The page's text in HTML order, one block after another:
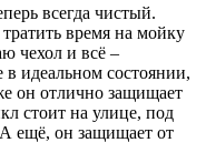
всегда чистый.
время на мойку
чехол и всё –
идеальном состоянии,
он отлично защищает
стоит на улице, под
ещё, он защищает от